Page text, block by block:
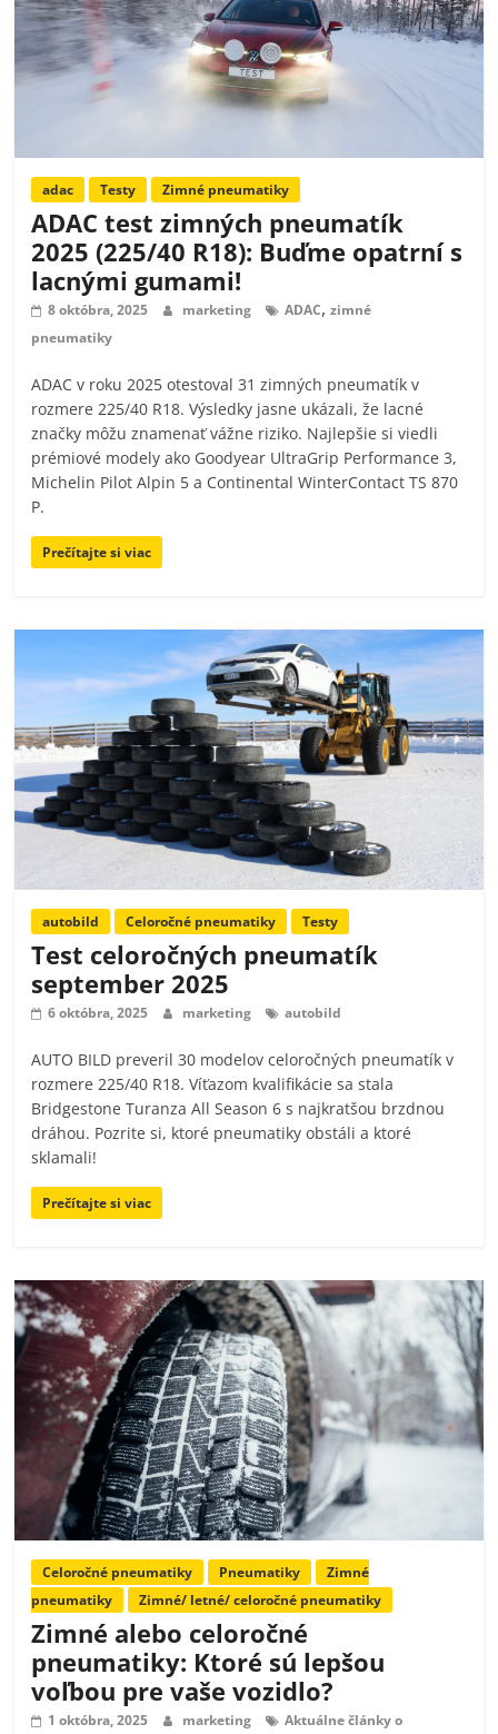
adac Testy Zimné pneumatiky
ADAC test zimných pneumatík
2025 (225/40 R18): Buďme opatrní s
lacnými gumami!
8 októbra, 2025 marketing ADAC,zimné
pneumatiky
ADAC v roku 2025 otestoval 31 zimných pneumatík v
rozmere 225/40 R18. Výsledky jasne ukázali, že lacné
značky môžu znamenať vážne riziko. Najlepšie si viedli
prémiové modely ako Goodyear UltraGrip Performance 3,
Michelin Pilot Alpin 5 a Continental WinterContact TS 870
P.
Prečítajte si viac
autobild Celoročné pneumatiky Testy
Test celoročných pneumatík
september 2025
6 októbra, 2025 marketing autobild
AUTO BILD preveril 30 modelov celoročných pneumatík v
rozmere 225/40 R18. Víťazom kvalifikácie sa stala
Bridgestone Turanza All Season 6 s najkratšou brzdnou
dráhou. Pozrite si, ktoré pneumatiky obstáli a ktoré
sklamali!
Prečítajte si viac
Celoročné pneumatiky Pneumatiky
Zimné
pneumatiky
Zimné/ letné/ celoročné pneumatiky
Zimné alebo celoročné
pneumatiky: Ktoré sú lepšou
voľbou pre vaše vozidlo?
1 októbra, 2025 marketing Aktuálne články o